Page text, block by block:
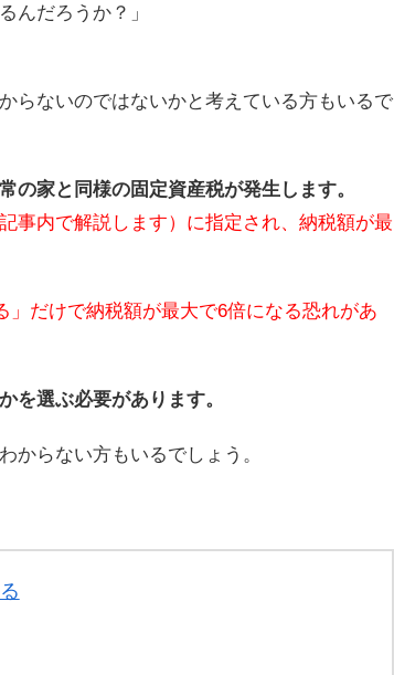
んだろうか？」
らないのではないかと考えている方もいるで
家と同様の固定資産税が発生します。
事内で解説します）に指定され、納税額が最
」だけで納税額が最大で6倍になる恐れがあ
を選ぶ必要があります。
からない方もいるでしょう。